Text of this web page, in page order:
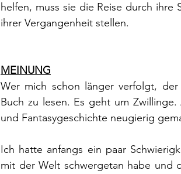
helfen, muss sie die Reise durch
ihrer Vergangenheit stellen.
MEINUNG
Wer mich schon länger verfolgt,
Buch zu lesen. Es geht um
und Fantasygeschichte neugierig
Ich hatte anfangs ein paar
mit der Welt schwergetan habe und